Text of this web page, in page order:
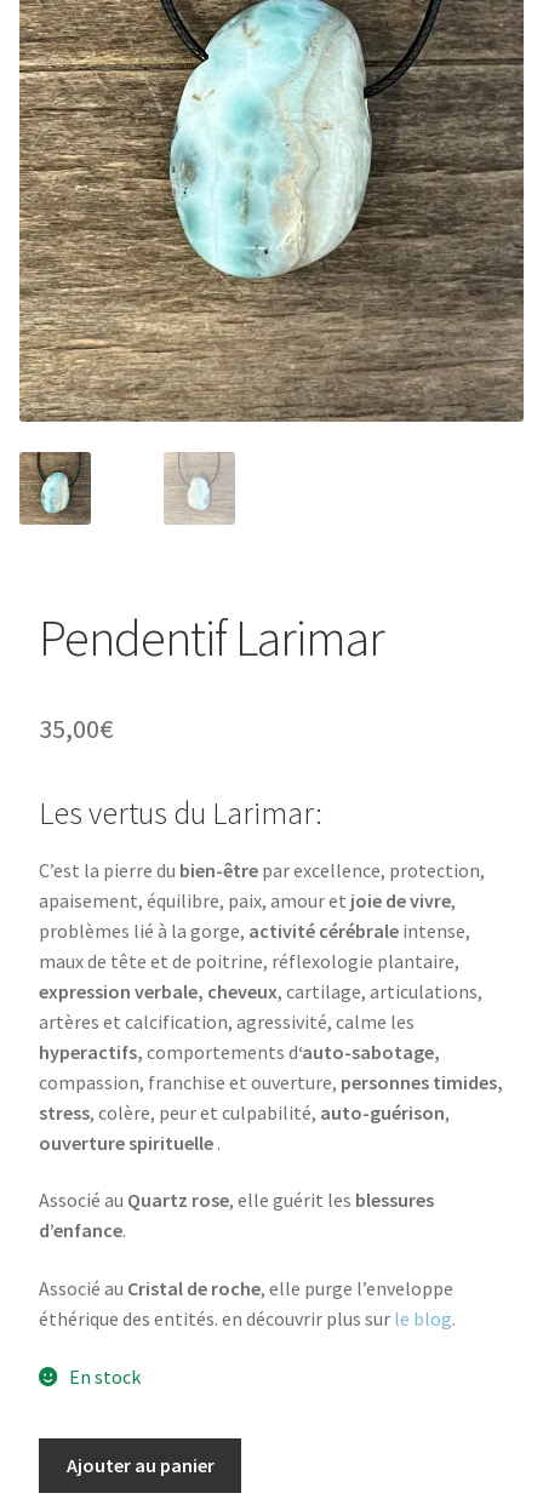
Pendentif Larimar
35,00€
Les vertus du Larimar:
C’est la pierre du bien-être par excellence, protection,
apaisement, équilibre, paix, amour et joie de vivre,
problèmes lié à la gorge, activité cérébrale intense,
maux de tête et de poitrine, réflexologie plantaire,
expression verbale, cheveux, cartilage, articulations,
artères et calcification, agressivité, calme les
hyperactifs, comportements d‘auto-sabotage,
compassion, franchise et ouverture, personnes timides,
stress, colère, peur et culpabilité, auto-guérison,
ouverture spirituelle .
Associé au Quartz rose, elle guérit les blessures
d’enfance.
Associé au Cristal de roche, elle purge l’enveloppe
éthérique des entités. en découvrir plus sur le blog.
En stock
Ajouter au panier